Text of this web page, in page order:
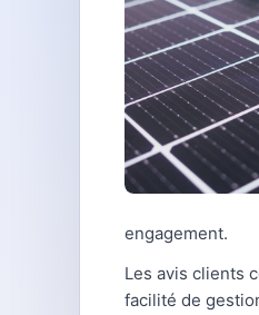
engagement.
Les avis clients
facilité de